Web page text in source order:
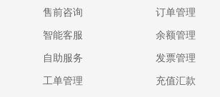
售前咨询
智能客服
自助服务
工单管理
订单管理
余额管理
发票管理
充值汇款